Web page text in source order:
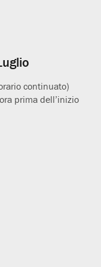
continuato)
prima dell’inizio